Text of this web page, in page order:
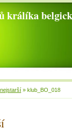
králíka
» klub_BO_018